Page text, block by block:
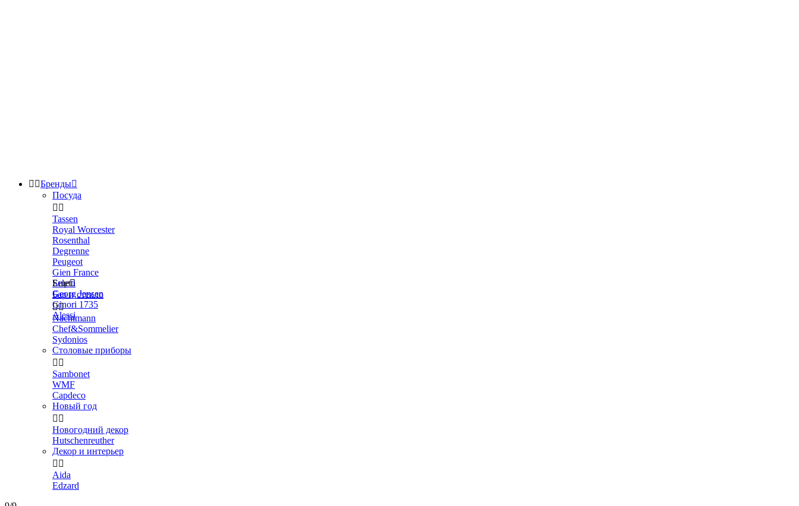
 Бренды
Посуда
 
Tassen
Royal Worcester
Rosenthal
Degrenne
Peugeot
Gien France
Seletti
Georg Jensen
Ginori 1735
Alessi
Еще
Бар и стекло

Nachtmann
Chef&Sommelier
Sydonios
Столовые приборы
 
Sambonet
WMF
Capdeco
Новый год
 
Новогодний декор
Hutschenreuther
Декор и интерьер
 
Aida
Edzard